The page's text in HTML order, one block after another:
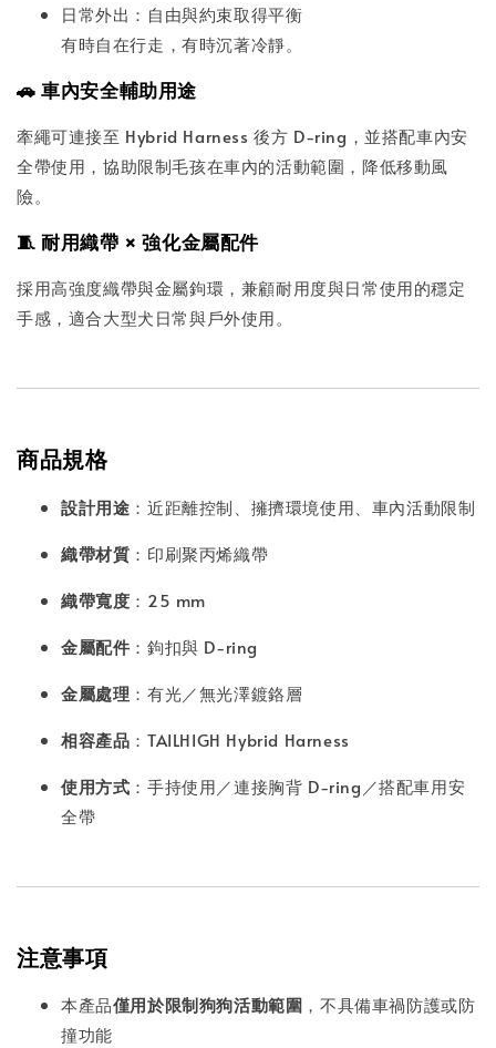
日常外出：自由與約束取得平衡
有時自在行走，有時沉著冷靜。
🚗 車內安全輔助用途
牽繩可連接至 Hybrid Harness 後方 D-ring，並搭配車內安
全帶使用，協助限制毛孩在車內的活動範圍，降低移動風
險。
🧵 耐用織帶 × 強化金屬配件
採用高強度織帶與金屬鉤環，兼顧耐用度與日常使用的穩定
手感，適合大型犬日常與戶外使用。
商品規格
設計用途 ：近距離控制、擁擠環境使用、車內活動限制
織帶材質 ：印刷聚丙烯織帶
織帶寬度 ：25 mm
金屬配件 ：鉤扣與 D-ring
金屬處理 ：有光／無光澤鍍鉻層
相容產品 ：TAILHIGH Hybrid Harness
使用方式 ：手持使用／連接胸背 D-ring／搭配車用安
全帶
注意事項
本產品僅用於限制狗狗活動範圍 ，不具備車禍防護或防
撞功能